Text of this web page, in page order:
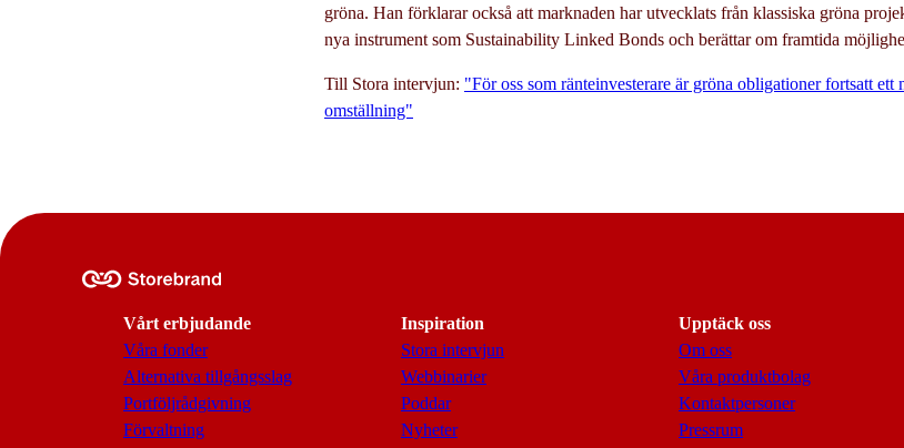
gröna. Han förklarar också att marknaden har utvecklats från klassiska gröna
nya instrument som Sustainability Linked Bonds och berättar om framtida
Till Stora intervjun: "För oss som ränteinvesterare är gröna obligationer fortsatt ett
omställning"
Vårt erbjudande
Våra fonder
Alternativa tillgångsslag
Portföljrådgivning
Förvaltning
Inspiration
Stora intervjun
Webbinarier
Poddar
Nyheter
Upptäck oss
Om oss
Våra produktbolag
Kontaktpersoner
Pressrum